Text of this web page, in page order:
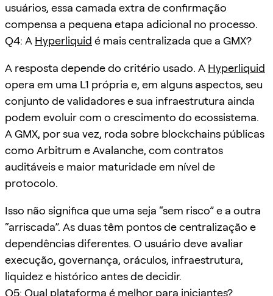
usuários, essa camada extra de confirmação
compensa a pequena etapa adicional no processo.
Q4: A Hyperliquid é mais centralizada que a GMX?
A resposta depende do critério usado. A Hyperliquid
opera em uma L1 própria e, em alguns aspectos, seu
conjunto de validadores e sua infraestrutura ainda
podem evoluir com o crescimento do ecossistema.
A GMX, por sua vez, roda sobre blockchains públicas
como Arbitrum e Avalanche, com contratos
auditáveis e maior maturidade em nível de
protocolo.
Isso não significa que uma seja “sem risco” e a outra
“arriscada”. As duas têm pontos de centralização e
dependências diferentes. O usuário deve avaliar
execução, governança, oráculos, infraestrutura,
liquidez e histórico antes de decidir.
Q5: Qual plataforma é melhor para iniciantes?